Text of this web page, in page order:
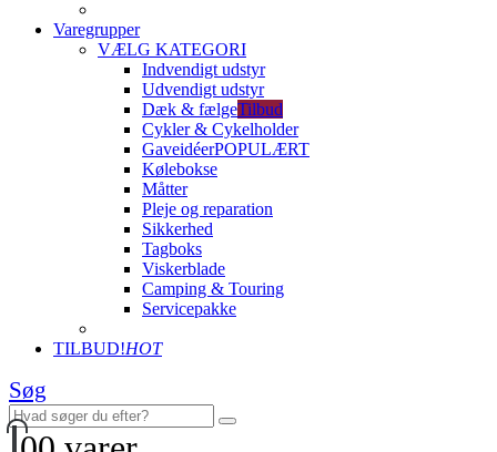
Varegrupper
VÆLG KATEGORI
Indvendigt udstyr
Udvendigt udstyr
Dæk & fælgeTilbud
Cykler & Cykelholder
GaveidéerPOPULÆRT
Kølebokse
Måtter
Pleje og reparation
Sikkerhed
Tagboks
Viskerblade
Camping & Touring
Servicepakke
TILBUD!HOT
Søg